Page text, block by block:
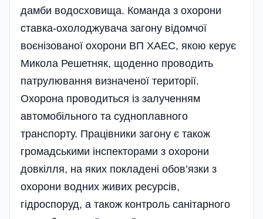
дамби водосховища. Команда з охорони
ставка-охолоджувача загону відомчої
воєнізованої охорони ВП ХАЕС, якою керує
Микола Решетняк, щоденно проводить
патрулювання визначеної території.
Охорона проводиться із залученням
автомобі­льного та судноплавного
транспорту. Працівники загону є також
громадськими інспекторами з охорони
довкілля, на яких покладені обов’язки з
охорони водних живих ресурсів,
гідроспоруд, а також контроль санітарного